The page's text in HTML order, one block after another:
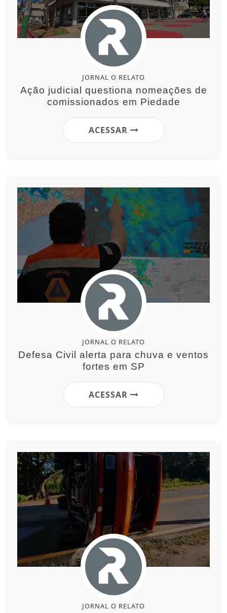
JORNAL O RELATO
Ação judicial questiona nomeações de
comissionados em Piedade
ACESSAR
JORNAL O RELATO
Defesa Civil alerta para chuva e ventos
fortes em SP
ACESSAR
JORNAL O RELATO